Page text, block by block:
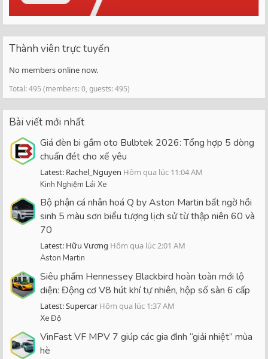
Thành viên trực tuyến
No members online now.
Total: 495 (members: 0, guests: 495)
Bài viết mới nhất
Giá đèn bi gầm oto Bulbtek 2026: Tổng hợp 5 dòng
chuẩn đét cho xế yêu
Latest: Rachel_Nguyen Hôm qua lúc 11:04 AM
Kinh Nghiệm Lái Xe
Bộ phận cá nhân hoá Q by Aston Martin bất ngờ hồi
sinh 5 màu sơn biểu tượng lịch sử từ thập niên 60 và
70
Latest: Hữu Vương Hôm qua lúc 2:01 AM
Aston Martin
Siêu phẩm Hennessey Blackbird hoàn toàn mới lộ
diện: Động cơ V8 hút khí tự nhiên, hộp số sàn 6 cấp
Latest: Supercar Hôm qua lúc 1:37 AM
Xe Độ
VinFast VF MPV 7 giúp các gia đình “giải nhiệt” mùa
hè